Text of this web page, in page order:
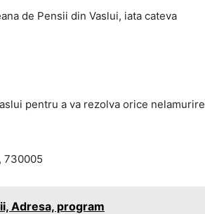
de Pensii din Vaslui, iata cateva
pentru a va rezolva orice nelamurire
730005
Adresa, program